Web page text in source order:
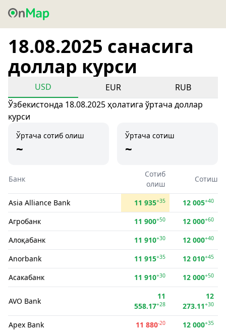
18.08.2025 санасига
доллар курси
USD EUR
RUB
Ўзбекистонда 18.08.2025 ҳолатига ўртача доллар
курси
Ўртача сотиб олиш
~
Ўртача сотиш
~
Банк
Сотиб
олиш
Сотиш
Asia Alliance Bank 11 935+35 12 005+40
Агробанк 11 900+50 12 000+60
Алоқабанк 11 910+30 12 000+40
Anorbank 11 915+35 12 010+45
Асакабанк 11 910+30 12 000+50
AVO Bank
11
558.17+28
12
273.11+30
Apex Bank 11 880-20 12 000+35